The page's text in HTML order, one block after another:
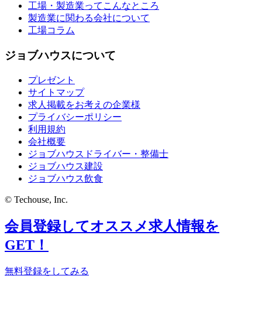
工場・製造業ってこんなところ
製造業に関わる会社について
工場コラム
ジョブハウスについて
プレゼント
サイトマップ
求人掲載をお考えの企業様
プライバシーポリシー
利用規約
会社概要
ジョブハウスドライバー・整備士
ジョブハウス建設
ジョブハウス飲食
© Techouse, Inc.
会員登録してオススメ求人情報を
GET！
無料登録をしてみる